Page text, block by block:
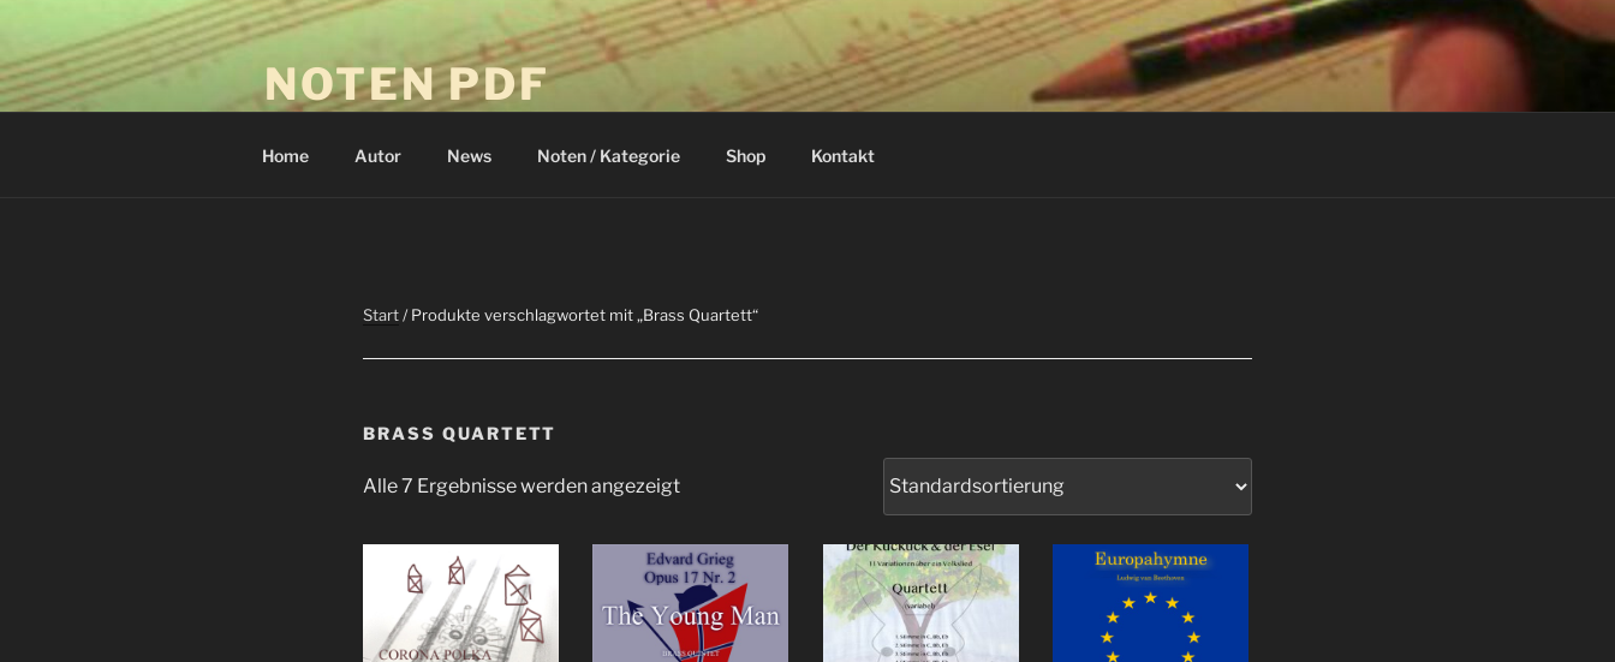
springen
NOTEN PDF
Home Autor News Noten / Kategorie Shop Kontakt
Start/ Produkte verschlagwortet mit „Brass Quartett“
BRASS QUARTETT
Alle 7 Ergebnisse werden angezeigt